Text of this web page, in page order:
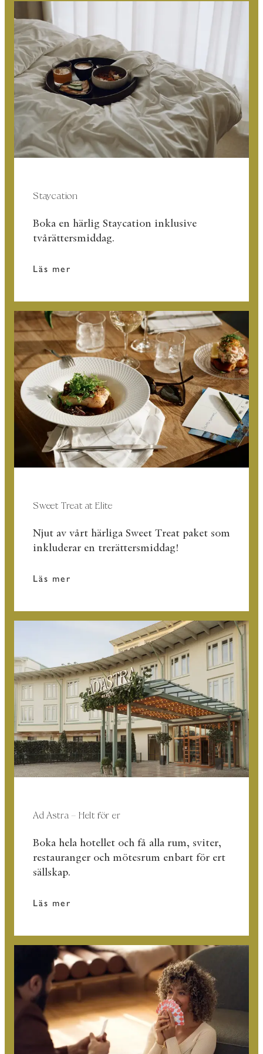
Staycation
Boka en härlig Staycation inklusive
tvårättersmiddag.
Läs mer
Sweet Treat at Elite
Njut av vårt härliga Sweet Treat paket som
inkluderar en trerättersmiddag!
Läs mer
Ad Astra – Helt för er
Boka hela hotellet och få alla rum, sviter,
restauranger och mötesrum enbart för ert
sällskap.
Läs mer